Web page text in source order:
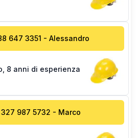
647 3351 - Alessandro
8 anni di esperienza
987 5732 - Marco